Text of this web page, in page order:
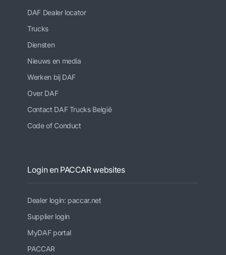
DAF Dealer locator
Trucks
Diensten
Nieuws en media
Werken bij DAF
Over DAF
Contact DAF Trucks België
Code of Conduct
Login en PACCAR websites
Dealer login: paccar.net
Supplier login
MyDAF portal
PACCAR